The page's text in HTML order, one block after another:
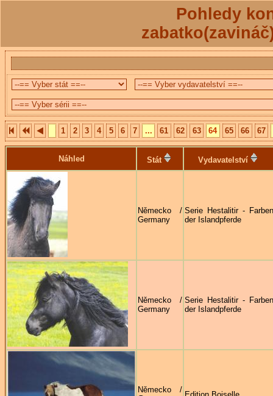
Pohledy
1 2 3 4 5 6 7 ... 61 62 63 64 65 66 67
Náhled Stát Vydavatelství
Německo /
Germany
Serie Hestalitir - Farben
der Islandpferde
Německo /
Germany
Serie Hestalitir - Farben
der Islandpferde
Německo /